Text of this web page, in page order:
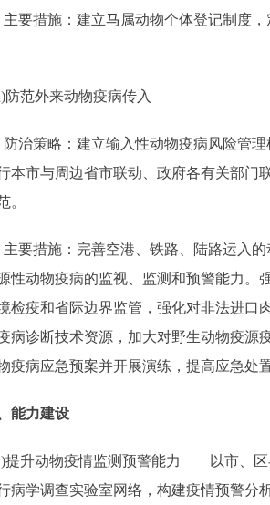
措施：建立马属动物个体登记制度，
范外来动物疫病传入
策略：建立输入性动物疫病风险管理
本市与周边省市联动、政府各有关部门
。
措施：完善空港、铁路、陆路运入的
性动物疫病的监视、监测和预警能力。
检疫和省际边界监管，强化对非法进口
病诊断技术资源，加大对野生动物疫源
疫病应急预案并开展演练，提高应急处
能力建设
动物疫情监测预警能力 以市、区县
病学调查实验室网络，构建疫情预警分